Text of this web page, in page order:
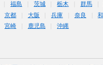
福島 茨城 栃木 群馬
京都 大阪 兵庫 奈良
宮崎 鹿児島 沖縄